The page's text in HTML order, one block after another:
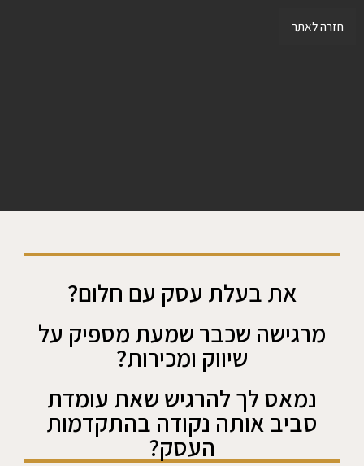
חזרה לאתר
את בעלת עסק עם חלום?
מרגישה שכבר שמעת מספיק על
שיווק ומכירות?
נמאס לך להרגיש שאת עומדת
סביב אותה נקודה בהתקדמות
העסק?